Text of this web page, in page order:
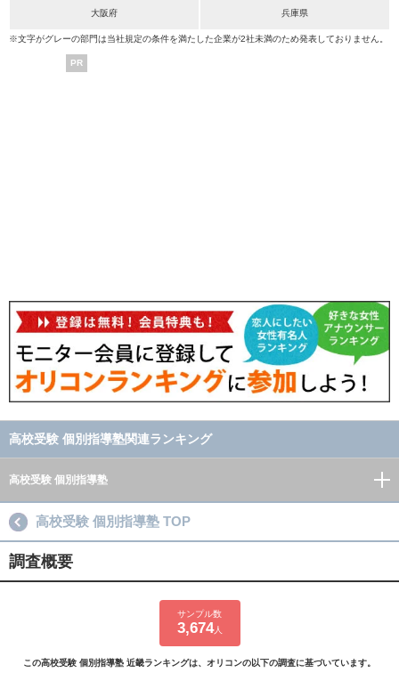
大阪府 兵庫県
※文字がグレーの部門は当社規定の条件を満たした企業が2社未満のため発表しておりません。
PR
高校受験 個別指導塾関連ランキング
高校受験 個別指導塾
高校受験 個別指導塾 TOP
調査概要
サンプル数
3,674人
この高校受験 個別指導塾 近畿ランキングは、オリコンの以下の調査に基づいています。